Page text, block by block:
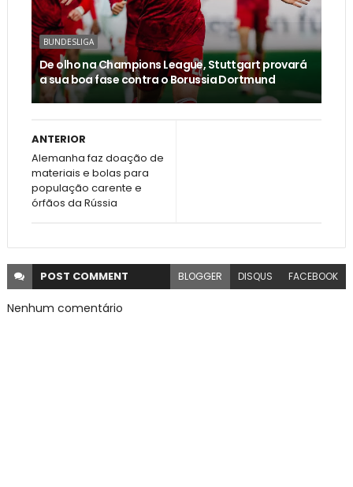
BUNDESLIGA
De olho na Champions League, Stuttgart provará
a sua boa fase contra o Borussia Dortmund
ANTERIOR
Alemanha faz doação de
materiais e bolas para
população carente e
órfãos da Rússia
POST COMMENT BLOGGER DISQUS FACEBOOK
Nenhum comentário